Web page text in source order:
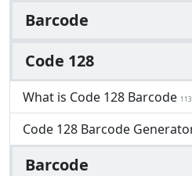
Barcode
Code 128
What is Code 128 Barcode 113
Code 128 Barcode
Barcode